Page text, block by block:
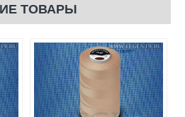
ТОВАРЫ